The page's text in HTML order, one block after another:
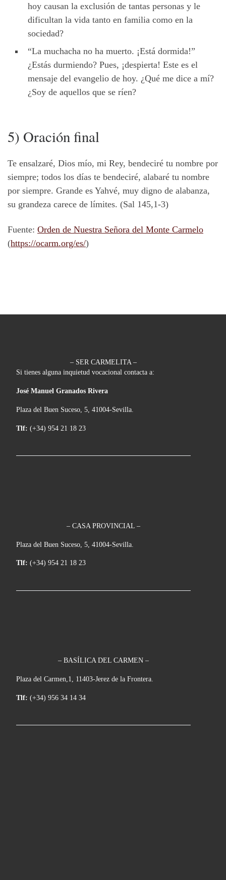
hoy causan la exclusión de tantas personas y le
dificultan la vida tanto en familia como en la
sociedad?
“La muchacha no ha muerto. ¡Está dormida!”
¿Estás durmiendo? Pues, ¡despierta! Este es el
mensaje del evangelio de hoy. ¿Qué me dice a mí?
¿Soy de aquellos que se ríen?
5) Oración final
Te ensalzaré, Dios mío, mi Rey, bendeciré tu nombre por
siempre; todos los días te bendeciré, alabaré tu nombre
por siempre. Grande es Yahvé, muy digno de alabanza,
su grandeza carece de límites. (Sal 145,1-3)
Fuente: Orden de Nuestra Señora del Monte Carmelo
(https://ocarm.org/es/)
– SER CARMELITA –
Si tienes alguna inquietud vocacional contacta a:
José Manuel Granados Rivera
Plaza del Buen Suceso, 5, 41004-Sevilla.
Tlf: (+34) 954 21 18 23
– CASA PROVINCIAL –
Plaza del Buen Suceso, 5, 41004-Sevilla.
Tlf: (+34) 954 21 18 23
– BASÍLICA DEL CARMEN –
Plaza del Carmen,1, 11403-Jerez de la Frontera.
Tlf: (+34) 956 34 14 34